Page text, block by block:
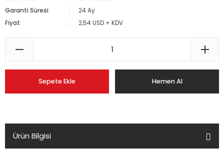
Garanti Süresi
24 Ay
Fiyat
2,54 USD + KDV
Sepete Ekle Hemen Al
Ürün Bilgisi